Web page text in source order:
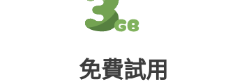
免費試用